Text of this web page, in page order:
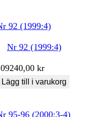
Nr 92 (1999:4)
09240,00kr
Lägg till i varukorg